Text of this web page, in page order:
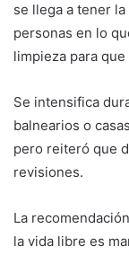
se llega a tener
personas en lo
limpieza para
Se intensifica
balnearios o
pero reiteró que
revisiones.
La
la vida libre es